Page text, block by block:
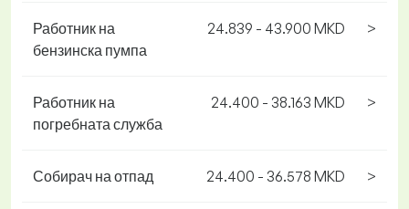
Работник на
бензинска пумпа
24.839 - 43.900 MKD >
Работник на
погребната служба
24.400 - 38.163 MKD >
Собирач на отпад 24.400 - 36.578 MKD >